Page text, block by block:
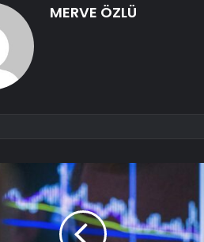
MERVE ÖZLÜ